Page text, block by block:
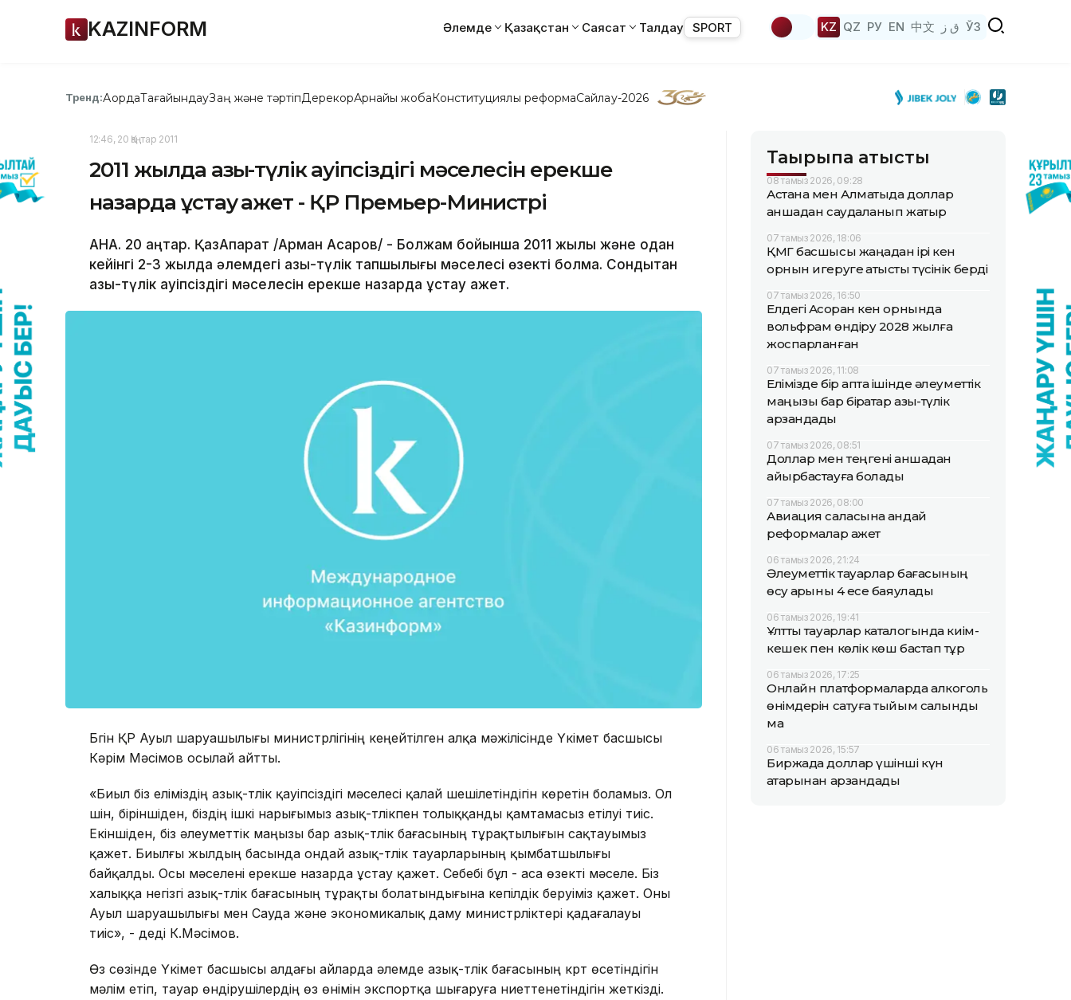
KAZINFORM Әлемде Қазақстан Саясат Талдау SPORT KZ QZ РУ EN 中文 ق ز ЎЗ
Тренд:АқордаТағайындауЗаң және тәртіпДерекқорАрнайы жобаКонституциялық реформаСайлау-2026
12:46, 20 Қаңтар 2011
2011 жылда азық-түлік қауіпсіздігі мәселесін ерекше
назарда ұстау қажет - ҚР Премьер-Министрі
АНА. 20 қаңтар. ҚазАқпарат /Арман Асқаров/ - Болжам бойынша 2011 жылы және одан
кейінгі 2-3 жылда әлемдегі азық-түлік тапшылығы мәселесі өзекті болмақ. Сондықтан
азық-түлік қауіпсіздігі мәселесін ерекше назарда ұстау қажет.
Бүгін ҚР Ауыл шаруашылығы министрлігінің кеңейтілген алқа мәжілісінде Үкімет басшысы
Кәрім Мәсімов осылай айтты.
«Биыл біз еліміздің азық-түлік қауіпсіздігі мәселесі қалай шешілетіндігін көретін боламыз. Ол
үшін, біріншіден, біздің ішкі нарығымыз азық-түлікпен толыққанды қамтамасыз етілуі тиіс.
Екіншіден, біз әлеуметтік маңызы бар азық-түлік бағасының тұрақтылығын сақтауымыз
қажет. Биылғы жылдың басында ондай азық-түлік тауарларының қымбатшылығы
байқалды. Осы мәселені ерекше назарда ұстау қажет. Себебі бұл - аса өзекті мәселе. Біз
халыққа негізгі азық-түлік бағасының тұрақты болатындығына кепілдік беруіміз қажет. Оны
Ауыл шаруашылығы мен Сауда және экономикалық даму министрліктері қадағалауы
тиіс», - деді К.Мәсімов.
Өз сөзінде Үкімет басшысы алдағы айларда әлемде азық-түлік бағасының күрт өсетіндігін
мәлім етіп, тауар өндірушілердің өз өнімін экспортқа шығаруға ниеттенетіндігін жеткізді.
Тақырыпқа қатысты
08 тамыз 2026, 09:28
Астана мен Алматыда доллар
қаншадан саудаланып жатыр
07 тамыз 2026, 18:06
ҚМГ басшысы жаңадан ірі кен
орнын игеруге қатысты түсінік берді
07 тамыз 2026, 16:50
Елдегі Ақсоран кен орнында
вольфрам өндіру 2028 жылға
жоспарланған
07 тамыз 2026, 11:08
Елімізде бір апта ішінде әлеуметтік
маңызы бар бірқатар азық-түлік
арзандады
07 тамыз 2026, 08:51
Доллар мен теңгені қаншадан
айырбастауға болады
07 тамыз 2026, 08:00
Авиация саласына қандай
реформалар қажет
06 тамыз 2026, 21:24
Әлеуметтік тауарлар бағасының
өсу қарқыны 4 есе баяулады
06 тамыз 2026, 19:41
Ұлттық тауарлар каталогында киім-
кешек пен көлік көш бастап тұр
06 тамыз 2026, 17:25
Онлайн платформаларда алкоголь
өнімдерін сатуға тыйым салынды
ма
06 тамыз 2026, 15:57
Биржада доллар үшінші күн
қатарынан арзандады